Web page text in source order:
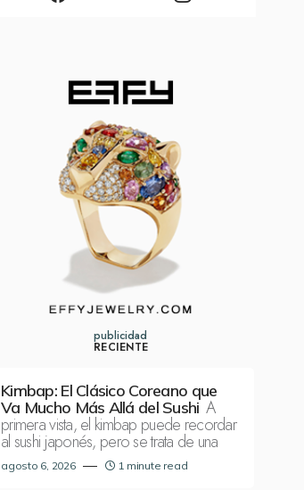
publicidad
RECIENTE
Kimbap: El Clásico Coreano que
Va Mucho Más Allá del Sushi A
primera vista, el kimbap puede recordar
al sushi japonés, pero se trata de una
agosto 6, 2026 1 minute read